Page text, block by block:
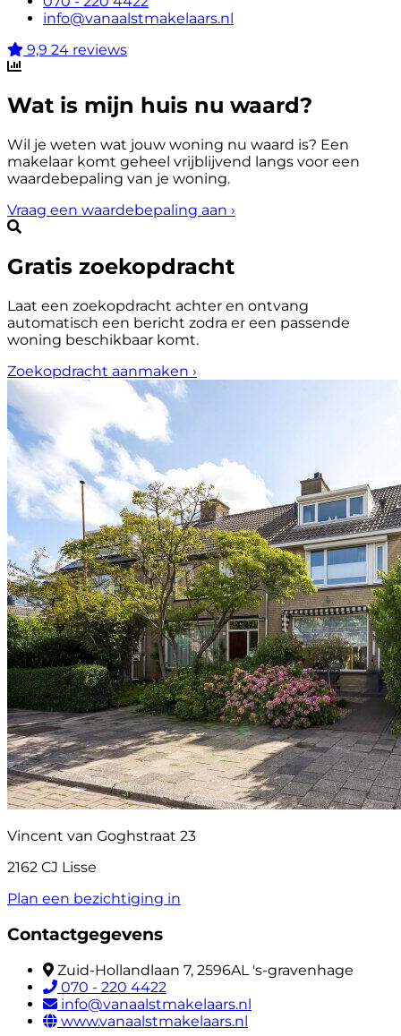
info@vanaalstmakelaars.nl
9,9 24 reviews
Wat is mijn huis nu waard?
Wil je weten wat jouw woning nu waard is? Een
makelaar komt geheel vrijblijvend langs voor een
waardebepaling van je woning.
Vraag een waardebepaling aan ›
Gratis zoekopdracht
Laat een zoekopdracht achter en ontvang
automatisch een bericht zodra er een passende
woning beschikbaar komt.
Zoekopdracht aanmaken ›
Vincent van Goghstraat 23
2162 CJ Lisse
Plan een bezichtiging in
Contactgegevens
Zuid-Hollandlaan 7, 2596AL 's-gravenhage
070 - 220 4422
info@vanaalstmakelaars.nl
www.vanaalstmakelaars.nl